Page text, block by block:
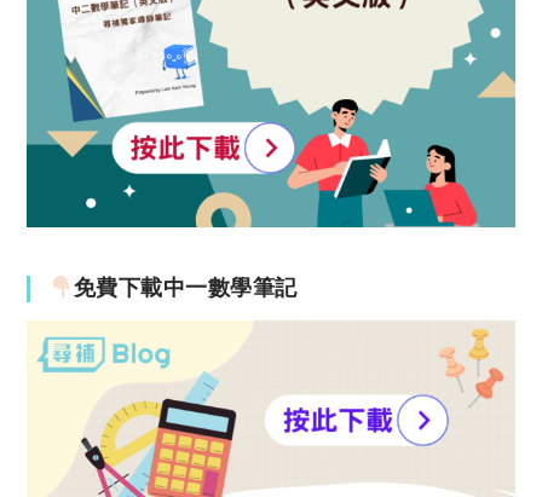
免費下載中一數學筆記